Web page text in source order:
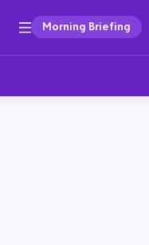
Morning Briefing